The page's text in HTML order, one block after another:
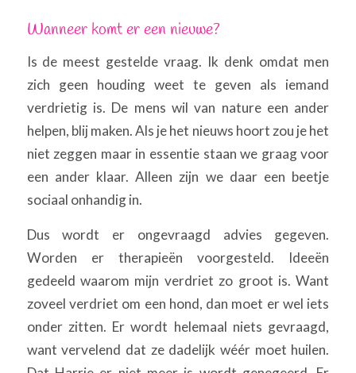
Wanneer komt er een nieuwe?
Is de meest gestelde vraag. Ik denk omdat men
zich geen houding weet te geven als iemand
verdrietig is. De mens wil van nature een ander
helpen, blij maken. Als je het nieuws hoort zou je het
niet zeggen maar in essentie staan we graag voor
een ander klaar. Alleen zijn we daar een beetje
sociaal onhandig in.
Dus wordt er ongevraagd advies gegeven.
Worden er therapieën voorgesteld. Ideeën
gedeeld waarom mijn verdriet zo groot is. Want
zoveel verdriet om een hond, dan moet er wel iets
onder zitten. Er wordt helemaal niets gevraagd,
want vervelend dat ze dadelijk wéér moet huilen.